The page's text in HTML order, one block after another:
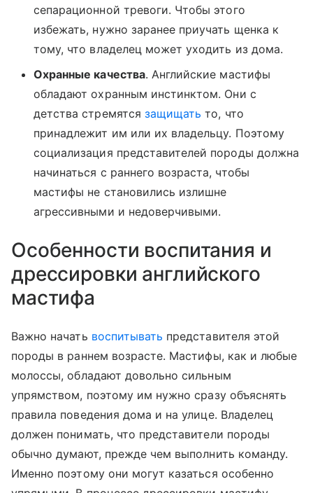
сепарационной тревоги. Чтобы этого
избежать, нужно заранее приучать щенка к
тому, что владелец может уходить из дома.
Охранные качества. Английские мастифы
обладают охранным инстинктом. Они с
детства стремятся защищать то, что
принадлежит им или их владельцу. Поэтому
социализация представителей породы должна
начинаться с раннего возраста, чтобы
мастифы не становились излишне
агрессивными и недоверчивыми.
Особенности воспитания и
дрессировки английского
мастифа
Важно начать воспитывать представителя этой
породы в раннем возрасте. Мастифы, как и любые
молоссы, обладают довольно сильным
упрямством, поэтому им нужно сразу объяснять
правила поведения дома и на улице. Владелец
должен понимать, что представители породы
обычно думают, прежде чем выполнить команду.
Именно поэтому они могут казаться особенно